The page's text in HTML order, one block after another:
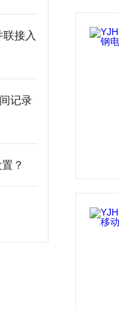
接入
记录
？